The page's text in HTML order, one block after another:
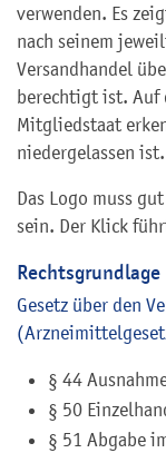
verwenden. Es
nach seinem
Versandhandel
berechtigt ist. Auf
Mitgliedstaat
niedergelassen ist.
Das Logo muss
sein. Der Klick
Rechtsgrundlage
Gesetz über den
§ 44
§ 50
§ 51 Abgabe